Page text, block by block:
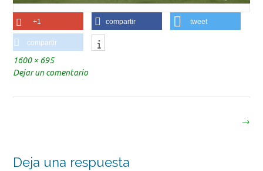
+1 compartir tweet
compartir
Tamaño
completo
1600 × 695
Dejar un comentario
entrada
→
Deja una respuesta